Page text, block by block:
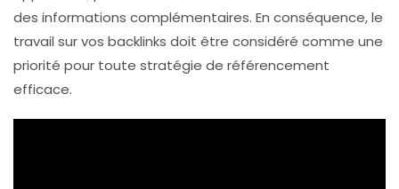
des informations complémentaires. En conséquence, le
travail sur vos backlinks doit être considéré comme une
priorité pour toute stratégie de référencement
efficace.